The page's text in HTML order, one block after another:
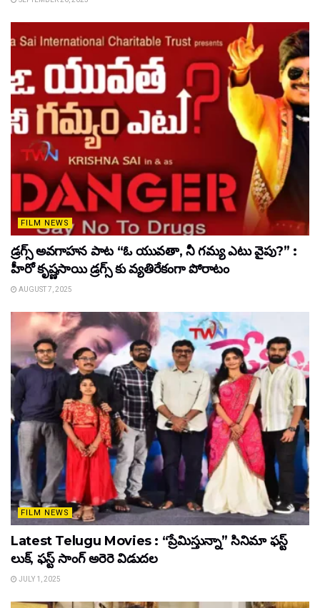
FILM NEWS
డ్రగ్స్ అవగాహన పాట “ఓ యువతా, నీ గమ్య ఎటు వైపు?” :
హీరో కృష్ణసాయి డ్రగ్స్ కు వ్యతిరేకంగా పోరాటం
AUGUST 7, 2025
FILM NEWS
Latest Telugu Movies : “ప్రేమిస్తున్నా” సినిమా ఫస్ట్
లుక్, ఫస్ట్ సాంగ్ అరెరె విడుదల
JULY 1, 2025